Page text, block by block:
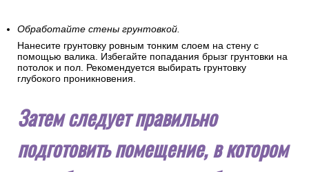
Обработайте стены грунтовкой.
Нанесите грунтовку ровным тонким слоем на стену с
помощью валика. Избегайте попадания брызг грунтовки на
потолок и пол. Рекомендуется выбирать грунтовку
глубокого проникновения.
Затем следует правильно
подготовить помещение, в котором